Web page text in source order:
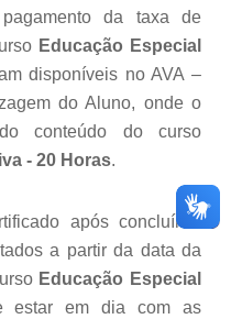
da taxa de
Educação Especial
disponíveis no AVA –
do Aluno, onde o
conteúdo do curso
- 20 Horas.
após concluír o
a partir da data da
Educação Especial
estar em dia com as